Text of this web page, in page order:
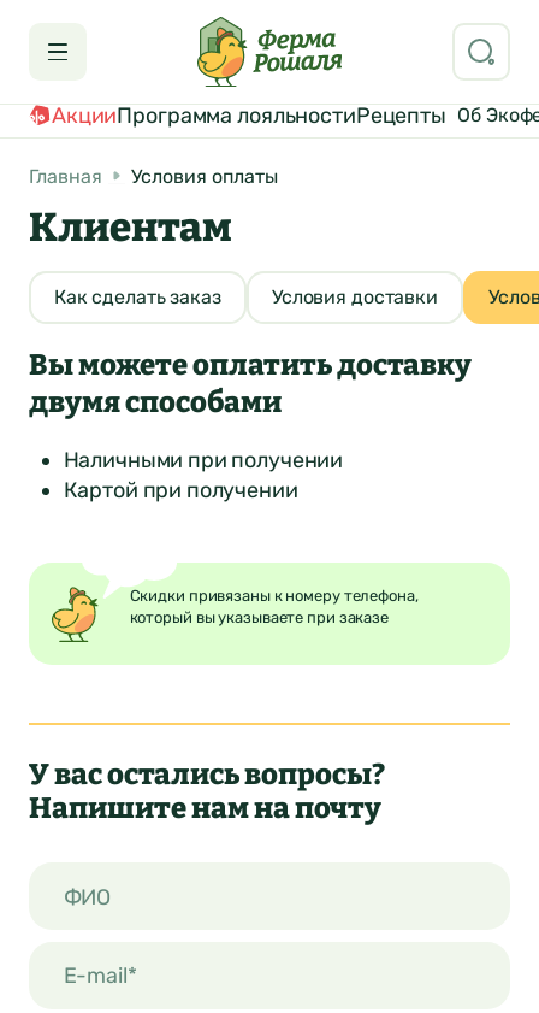
АкцииПрограмма лояльностиРецепты Об
Главная Условия оплаты
Клиентам
Как сделать заказ Условия доставки
Вы можете оплатить доставку
двумя способами
Наличными при получении
Картой при получении
Скидки привязаны к номеру телефона,
который вы указываете при заказе
У вас остались вопросы?
Напишите нам на почту
ФИО
E-mail*